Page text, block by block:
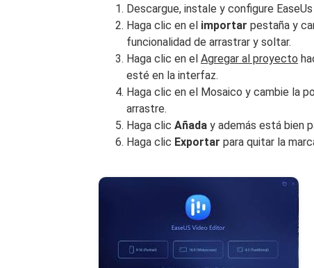
Descargue, instale y configure
Haga clic en el importar pestaña y
funcionalidad de arrastrar y soltar.
Haga clic en el Agregar al proyecto
esté en la interfaz.
Haga clic en el Mosaico y cambie la
arrastre.
Haga clic Añada y además está bien
Haga clic Exportar para quitar la